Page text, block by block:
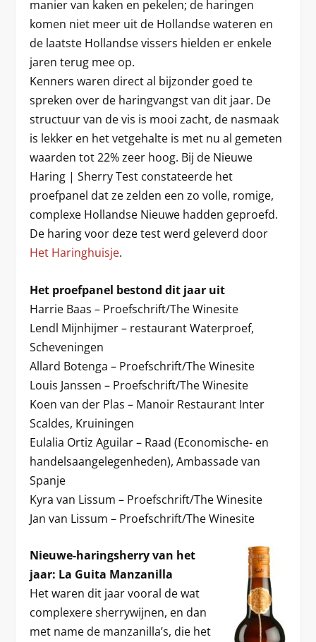
manier van kaken en pekelen; de haringen
komen niet meer uit de Hollandse wateren en
de laatste Hollandse vissers hielden er enkele
jaren terug mee op.
Kenners waren direct al bijzonder goed te
spreken over de haringvangst van dit jaar. De
structuur van de vis is mooi zacht, de nasmaak
is lekker en het vetgehalte is met nu al gemeten
waarden tot 22% zeer hoog. Bij de Nieuwe
Haring | Sherry Test constateerde het
proefpanel dat ze zelden een zo volle, romige,
complexe Hollandse Nieuwe hadden geproefd.
De haring voor deze test werd geleverd door
Het Haringhuisje.
Het proefpanel bestond dit jaar uit
Harrie Baas – Proefschrift/The Winesite
Lendl Mijnhijmer – restaurant Waterproef,
Scheveningen
Allard Botenga – Proefschrift/The Winesite
Louis Janssen – Proefschrift/The Winesite
Koen van der Plas – Manoir Restaurant Inter
Scaldes, Kruiningen
Eulalia Ortiz Aguilar – Raad (Economische- en
handelsaangelegenheden), Ambassade van
Spanje
Kyra van Lissum – Proefschrift/The Winesite
Jan van Lissum – Proefschrift/The Winesite
Nieuwe-haringsherry van het
jaar: La Guita Manzanilla
Het waren dit jaar vooral de wat
complexere sherrywijnen, en dan
met name de manzanilla’s, die het